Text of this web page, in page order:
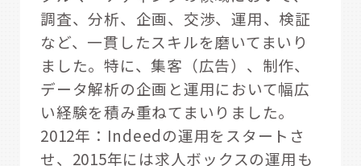
調査、分析、企画、交渉、運用、検証
など、一貫したスキルを磨いてまいり
ました。特に、集客（広告）、制作、
データ解析の企画と運用において幅広
い経験を積み重ねてまいりました。
2012年：Indeedの運用をスタートさ
せ、2015年には求人ボックスの運用も